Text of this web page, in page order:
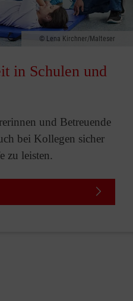
Lena Kirchner/Malteser
in Schulen und
und Betreuende
bei Kollegen sicher
zu leisten.